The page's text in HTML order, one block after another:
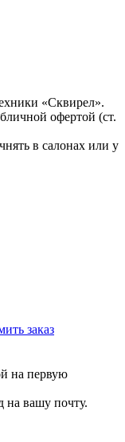
«Сквирел».
офертой (ст.
в салонах или у
заказ
на первую
вашу почту.